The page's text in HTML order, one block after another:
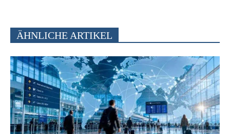
ÄHNLICHE ARTIKEL